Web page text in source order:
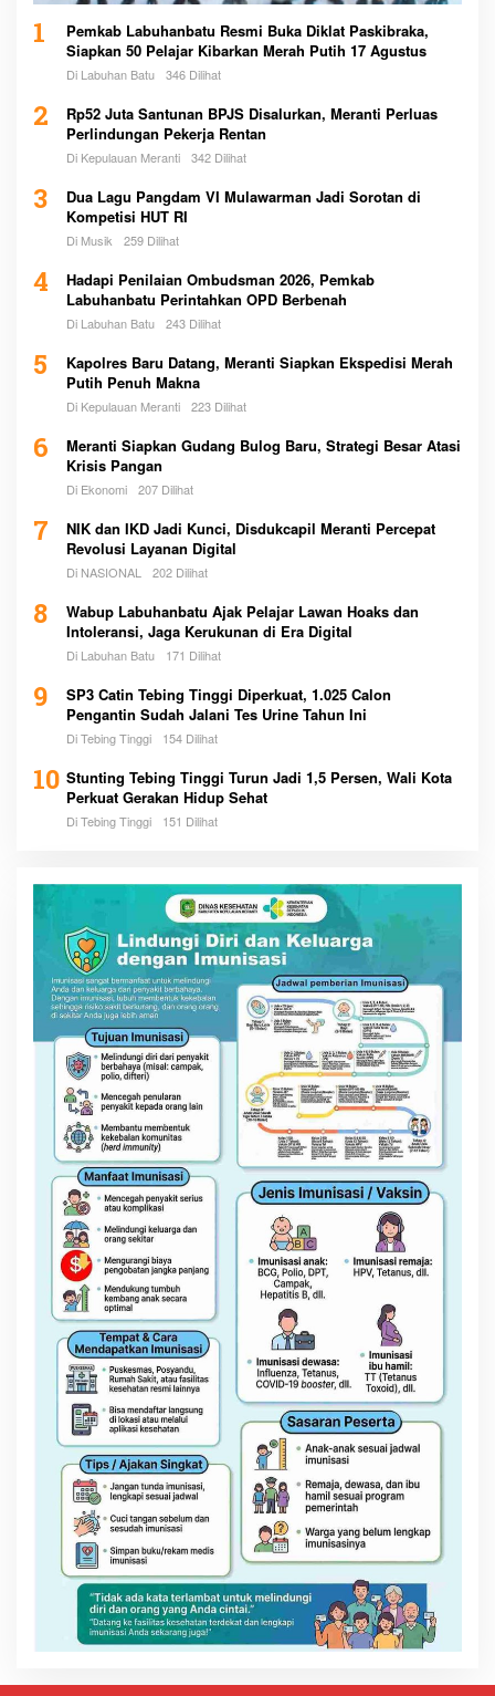
1
Pemkab Labuhanbatu Resmi Buka Diklat Paskibraka,
Siapkan 50 Pelajar Kibarkan Merah Putih 17 Agustus
Di Labuhan Batu 346 Dilihat
2
Rp52 Juta Santunan BPJS Disalurkan, Meranti Perluas
Perlindungan Pekerja Rentan
Di Kepulauan Meranti 342 Dilihat
3
Dua Lagu Pangdam VI Mulawarman Jadi Sorotan di
Kompetisi HUT RI
Di Musik 259 Dilihat
4
Hadapi Penilaian Ombudsman 2026, Pemkab
Labuhanbatu Perintahkan OPD Berbenah
Di Labuhan Batu 243 Dilihat
5
Kapolres Baru Datang, Meranti Siapkan Ekspedisi Merah
Putih Penuh Makna
Di Kepulauan Meranti 223 Dilihat
6
Meranti Siapkan Gudang Bulog Baru, Strategi Besar Atasi
Krisis Pangan
Di Ekonomi 207 Dilihat
7
NIK dan IKD Jadi Kunci, Disdukcapil Meranti Percepat
Revolusi Layanan Digital
Di NASIONAL 202 Dilihat
8
Wabup Labuhanbatu Ajak Pelajar Lawan Hoaks dan
Intoleransi, Jaga Kerukunan di Era Digital
Di Labuhan Batu 171 Dilihat
9
SP3 Catin Tebing Tinggi Diperkuat, 1.025 Calon
Pengantin Sudah Jalani Tes Urine Tahun Ini
Di Tebing Tinggi 154 Dilihat
10 Stunting Tebing Tinggi Turun Jadi 1,5 Persen, Wali Kota
Perkuat Gerakan Hidup Sehat
Di Tebing Tinggi 151 Dilihat